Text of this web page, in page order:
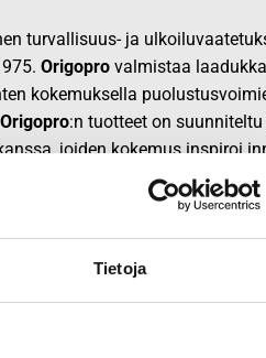
Tietoja
turvallisuus- ja
Origopro valmistaa
kokemuksella
Origopro:n tuotteet on
joiden kokemus inspiroi